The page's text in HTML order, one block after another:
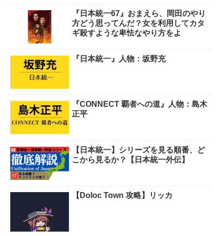
『日本統一67』おまえら、岡田のやり
方どう思ってんだ？女を利用してカタ
ギ殺すような卑怯なやり方をよ
『日本統一』人物：坂野充
『CONNECT 覇者への道』人物：島木
正平
【日本統一】シリーズを見る順番、ど
こから見るか？【日本統一外伝】
【Doloc Town 攻略】リッカ